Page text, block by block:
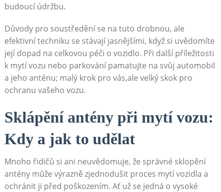
budoucí ⁢údržbu.
Důvody pro soustředění ‍se na tuto drobnou,⁤ ale
efektivní ⁣techniku se stávají jasnějšími, když si ⁤uvědomíte
její dopad na celkovou péči o vozidlo. Při další příležitosti
k mytí vozu ⁢nebo parkování pamatujte na svůj automobil
a jeho anténu; malý krok‌ pro vás,ale velký skok pro
ochranu⁣ vašeho vozu.
Sklápění​ antény při mytí ‍vozu:
Kdy a jak to ‍udělat
Mnoho⁣ řidičů ⁣si ani neuvědomuje, ⁢že správné sklopění
antény může výrazně⁣ zjednodušit proces mytí vozidla a
ochránit ji před poškozením. Ať už se jedná o vysoké